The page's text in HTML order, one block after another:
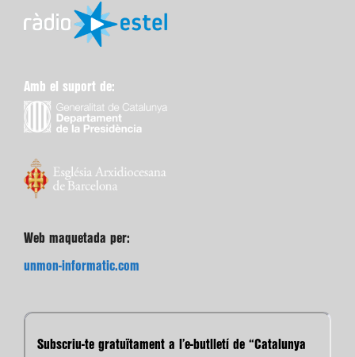
Amb el suport de:
Web maquetada per:
unmon-informatic.com
Subscriu-te gratuïtament a l’e-butlletí de “Catalunya